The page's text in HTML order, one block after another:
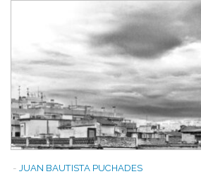
- JUAN BAUTISTA PUCHADES